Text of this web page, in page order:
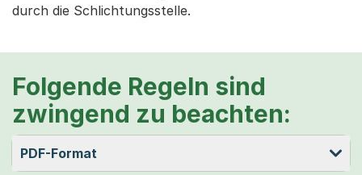
durch die Schlichtungsstelle.
Folgende Regeln sind
zwingend zu beachten:
PDF-Format